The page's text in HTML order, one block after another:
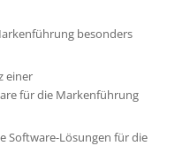
besonders
einer
für die Markenführung
Software-Lösungen für die